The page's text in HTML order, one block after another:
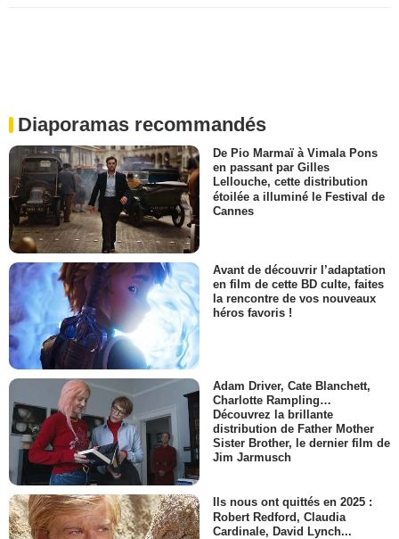
Diaporamas recommandés
De Pio Marmaï à Vimala Pons
en passant par Gilles
Lellouche, cette distribution
étoilée a illuminé le Festival de
Cannes
Avant de découvrir l’adaptation
en film de cette BD culte, faites
la rencontre de vos nouveaux
héros favoris !
Adam Driver, Cate Blanchett,
Charlotte Rampling…
Découvrez la brillante
distribution de Father Mother
Sister Brother, le dernier film de
Jim Jarmusch
Ils nous ont quittés en 2025 :
Robert Redford, Claudia
Cardinale, David Lynch...